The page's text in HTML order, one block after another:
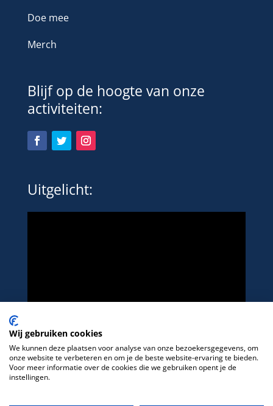
Doe mee
Merch
Blijf op de hoogte van onze
activiteiten:
Uitgelicht:
Wij gebruiken cookies
We kunnen deze plaatsen voor analyse van onze bezoekersgegevens, om
onze website te verbeteren en om je de beste website-ervaring te bieden.
Voor meer informatie over de cookies die we gebruiken opent je de
instellingen.